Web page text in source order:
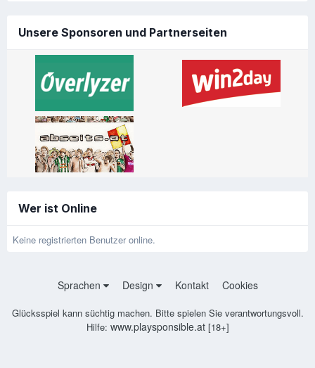
Unsere Sponsoren und Partnerseiten
Wer ist Online
Keine registrierten Benutzer online.
Sprachen Design Kontakt Cookies
Glücksspiel kann süchtig machen. Bitte spielen Sie verantwortungsvoll.
Hilfe: www.playsponsible.at[18+]